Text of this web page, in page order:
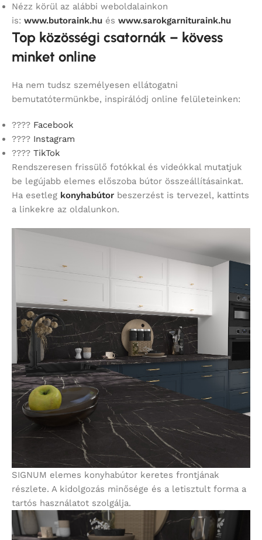
Nézz körül az alábbi weboldalainkon
is: www.butoraink.hu és www.sarokgarnituraink.hu
Top közösségi csatornák – kövess
minket online
Ha nem tudsz személyesen ellátogatni
bemutatótermünkbe, inspirálódj online felületeinken:
???? Facebook
???? Instagram
???? TikTok
Rendszeresen frissülő fotókkal és videókkal mutatjuk
be legújabb elemes előszoba bútor összeállításainkat.
Ha esetleg konyhabútor beszerzést is tervezel, kattints
a linkekre az oldalunkon.
SIGNUM elemes konyhabútor keretes frontjának
részlete. A kidolgozás minősége és a letisztult forma a
tartós használatot szolgálja.